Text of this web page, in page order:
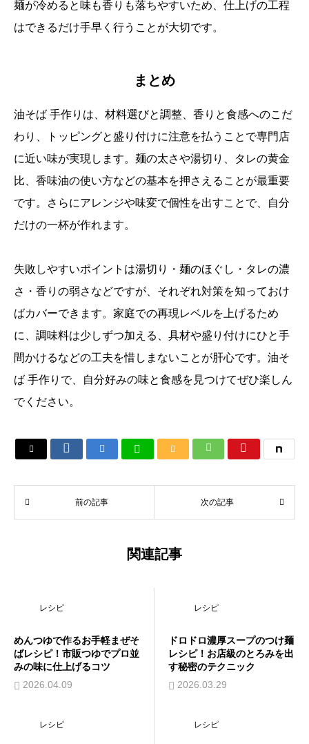
麺が冷めると味も香りも落ちやすいため、仕上げの工程
はできるだけ手早く行うことが大切です。
まとめ
油そば 手作りは、材料選びと調整、香りと食感へのこだ
わり、トッピングと盛り付けに注意を払うことで専門店
に近い味が実現します。麺の太さや湯切り、タレの黄金
比、香味油の使い方などの基本を押さえることが最重要
です。さらにアレンジや味変で個性を出すことで、自分
だけの一杯が作れます。
失敗しやすいポイントは湯切り・麺のほぐし・タレの濃
さ・香りの弱さなどですが、それぞれ対策を知っておけ
ばカバーできます。家庭での再現レベルを上げるため
に、調味料は少しずつ加える、具材や盛り付けにひと手
間かけるなどの工夫を惜しまないことが肝心です。油そ
ば 手作りで、自分好みの味と食感を見つけてぜひ楽しん
でください。
     
前の記事 次の記事
関連記事
レシピ
めんつゆで作るお手軽まぜそ
ばレシピ！市販つゆでプロ並
みの味に仕上げるコツ
2026.04.09
レシピ
ドロドロ濃厚スープのつけ麺
レシピ！お店級のとろみを出
す秘密のテクニック
2026.03.29
レシピ レシピ